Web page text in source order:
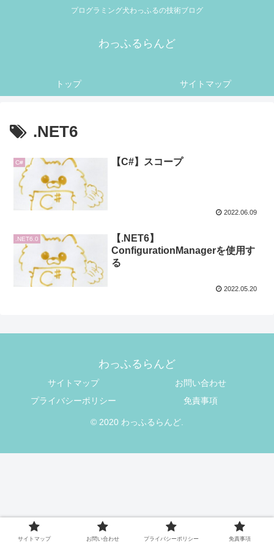
プログラミング犬わっふるの技術ブログ
わっふるらんど
トップ サイトマップ
.NET6
C# 【C#】スコープ
2022.06.09
.NET6.0
【.NET6】
ConfigurationManagerを使用す
る
2022.05.20
わっふるらんど
サイトマップ
お問い合わせ
プライバシーポリシー
免責事項
© 2020 わっふるらんど.
サイトマップ お問い合わせ プライバシーポリシー 免責事項